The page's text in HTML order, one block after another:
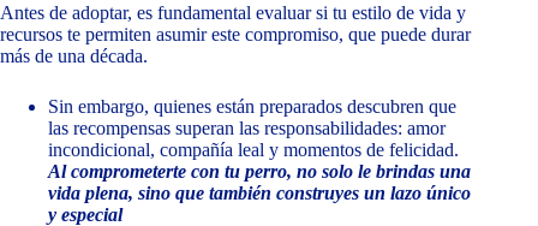
Antes de adoptar, es fundamental evaluar si tu estilo de vida y
recursos te permiten asumir este compromiso, que puede durar
más de una década.
Sin embargo, quienes están preparados descubren que
las recompensas superan las responsabilidades: amor
incondicional, compañía leal y momentos de felicidad.
Al comprometerte con tu perro, no solo le brindas una
vida plena, sino que también construyes un lazo único
y especial